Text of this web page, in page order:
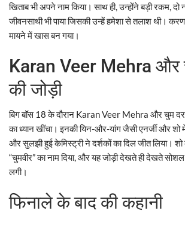
खिताब भी अपने नाम किया। साथ ही, उन्होंने बड़ी रकम,
जीवनसाथी भी पाया जिसकी उन्हें हमेशा से तलाश थी।
मायने में खास बन गया।
Karan Veer Mehra और
की जोड़ी
बिग बॉस 18 के दौरान Karan Veer Mehra और चुम
का ध्यान खींचा। इनकी यिन-और-यांग जैसी एनर्जी और शो
और सुलझी हुई केमिस्ट्री ने दर्शकों का दिल जीत लिया।
“चुमवीर” का नाम दिया, और यह जोड़ी देखते ही देखते
लगी।
फिनाले के बाद की कहानी